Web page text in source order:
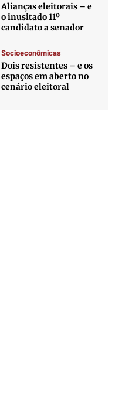
Alianças eleitorais – e
o inusitado 11º
candidato a senador
Socioeconômicas
Dois resistentes – e os
espaços em aberto no
cenário eleitoral